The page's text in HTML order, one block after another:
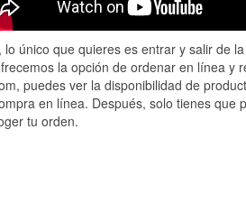
brake light being
the day. ...Read
parts and
para autos , y
al c ...Read
lo único que quieres es entrar y salir de
la opción de ordenar en línea y
puedes ver la disponibilidad de
en línea. Después, solo tienes que
tu orden.